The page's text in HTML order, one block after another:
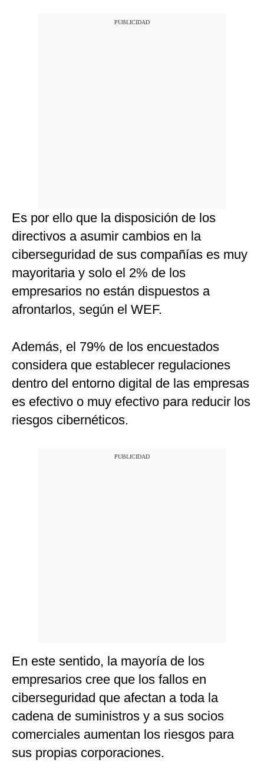
Es por ello que la disposición de los
directivos a asumir cambios en la
ciberseguridad de sus compañías es muy
mayoritaria y solo el 2% de los
empresarios no están dispuestos a
afrontarlos, según el WEF.
Además, el 79% de los encuestados
considera que establecer regulaciones
dentro del entorno digital de las empresas
es efectivo o muy efectivo para reducir los
riesgos cibernéticos.
En este sentido, la mayoría de los
empresarios cree que los fallos en
ciberseguridad que afectan a toda la
cadena de suministros y a sus socios
comerciales aumentan los riesgos para
sus propias corporaciones.